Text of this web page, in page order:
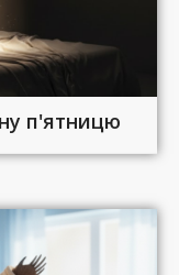
п'ятницю